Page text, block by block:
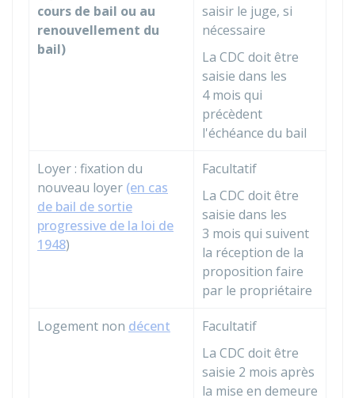
cours de bail ou au
renouvellement du
bail)
saisir le juge, si
nécessaire
La CDC doit être
saisie dans les
4 mois qui
précèdent
l'échéance du bail
Loyer : fixation du
nouveau loyer (en cas
de bail de sortie
progressive de la loi de
1948)
Facultatif
La CDC doit être
saisie dans les
3 mois qui suivent
la réception de la
proposition faire
par le propriétaire
Logement non décent
Facultatif
La CDC doit être
saisie 2 mois après
la mise en demeure